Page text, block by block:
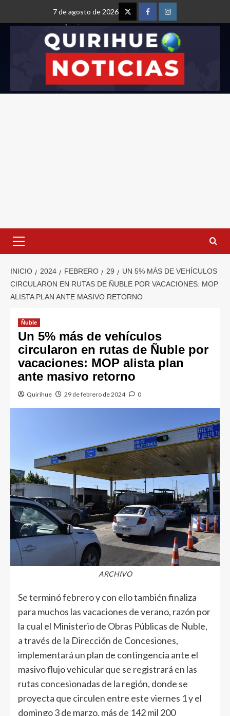
7 de agosto de 2026
INICIO 2024 FEBRERO 29
UN 5% MÁS DE VEHÍCULOS
CIRCULARON EN RUTAS DE ÑUBLE POR VACACIONES: MOP
ALISTA PLAN ANTE MASIVO RETORNO
Ñuble
Un 5% más de vehículos
circularon en rutas de Ñuble por
vacaciones: MOP alista plan
ante masivo retorno
Quirihue 29 de febrero de 2024 0
ARCHIVO
Se terminó febrero y con ello también finaliza
para muchos las vacaciones de verano, razón por
la cual el Ministerio de Obras Públicas de Ñuble,
a través de la Dirección de Concesiones,
implementará un plan de contingencia ante el
masivo flujo vehicular que se registrará en las
rutas concesionadas de la región, donde se
proyecta que circulen entre este viernes 1 y el
domingo 3 de marzo, más de 142 mil 200